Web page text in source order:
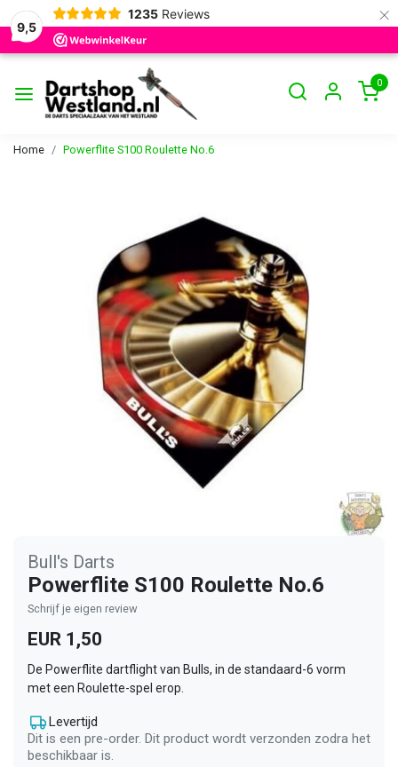
9,5
1235 Reviews ×
0
Home Powerflite S100 Roulette No.6
Bull's Darts
Powerflite S100 Roulette No.6
Schrijf je eigen review
EUR 1,50
De Powerflite dartflight van Bulls, in de standaard-6 vorm
met een Roulette-spel erop.
Levertijd
Dit is een pre-order. Dit product wordt verzonden zodra het
beschikbaar is.